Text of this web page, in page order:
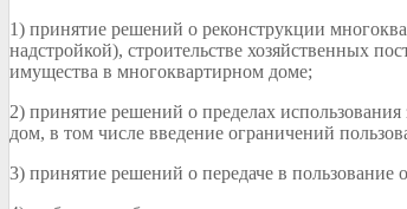
1) принятие решений о реконструкции
надстройкой), строительстве хозяйственных
имущества в многоквартирном доме;
2) принятие решений о пределах
дом, в том числе введение ограничений
3) принятие решений о передаче в